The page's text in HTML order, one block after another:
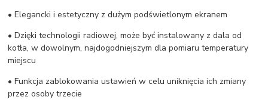
• Elegancki i estetyczny z dużym podświetlonym ekranem
• Dzięki technologii radiowej, może być instalowany z dala od
kotła, w dowolnym, najdogodniejszym dla pomiaru temperatury
miejscu
• Funkcja zablokowania ustawień w celu uniknięcia ich zmiany
przez osoby trzecie